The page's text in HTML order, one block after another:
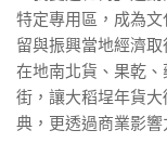
特定專用區，成為
留與振興當地經濟
在地南北貨、果乾
街，讓大稻埕年貨
典，更透過商業影響